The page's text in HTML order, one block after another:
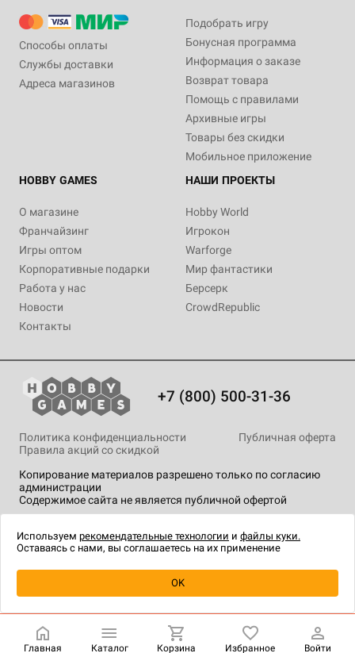
Уведомить о наличии
Способы оплаты
Службы доставки
Адреса магазинов
Подобрать игру
Бонусная программа
Информация о заказе
Возврат товара
Помощь с правилами
Архивные игры
Товары без скидки
Мобильное приложение
HOBBY GAMES
О магазине
Франчайзинг
Игры оптом
Корпоративные подарки
Работа у нас
Новости
Контакты
НАШИ ПРОЕКТЫ
Hobby World
Игрокон
Warforge
Мир фантастики
Берсерк
CrowdRepublic
+7 (800) 500-31-36
Копирование материалов разрешено только по согласию
администрации
Содержимое сайта не является публичной офертой
Политика конфиденциальности
Публичная оферта
Правила акций со скидкой
технологии.
Главная Каталог Корзина Избранное Войти
Используем рекомендательные технологии и файлы куки.
Оставаясь с нами, вы соглашаетесь на их применение
OK